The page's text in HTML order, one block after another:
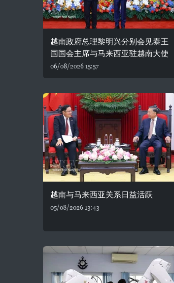
越南政府总理黎明兴分别会见泰王
国国会主席与马来西亚驻越南大使
06/08/2026 15:57
越南与马来西亚关系日益活跃
05/08/2026 13:43